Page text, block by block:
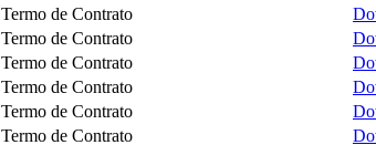
Termo de Contrato
Termo de Contrato
Termo de Contrato
Termo de Contrato
Termo de Contrato
Termo de Contrato